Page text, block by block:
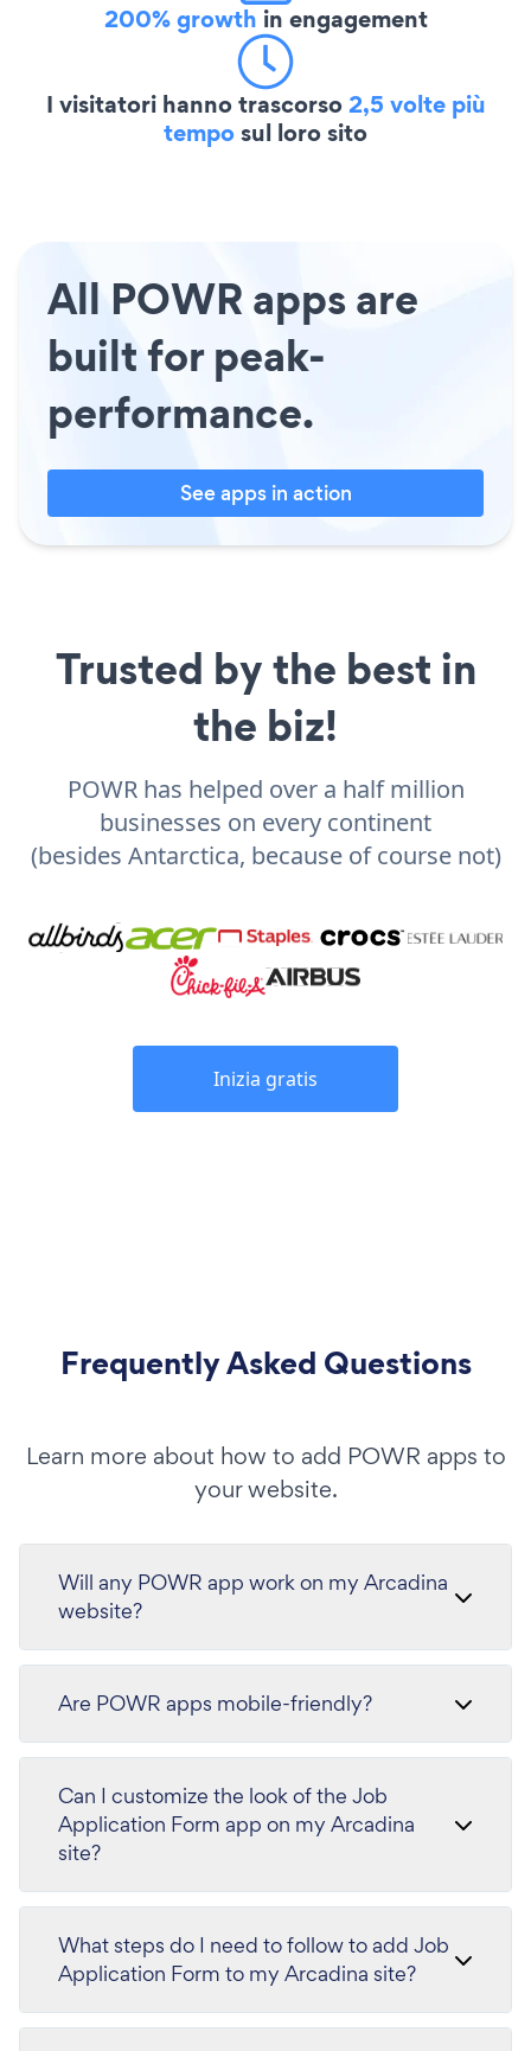
200% growth in engagement
I visitatori hanno trascorso2,5 volte più
temposul loro sito
All POWR apps are
built for peak-
performance.
See apps in action
Trusted by the best in
the biz!
POWR has helped over a half million
businesses on every continent
(besides Antarctica, because of course not)
Inizia gratis
Frequently Asked Questions
Learn more about how to add POWR apps to
your website.
Will any POWR app work on my Arcadina
website?
Are POWR apps mobile-friendly?
Can I customize the look of the Job
Application Form app on my Arcadina
site?
What steps do I need to follow to add Job
Application Form to my Arcadina site?